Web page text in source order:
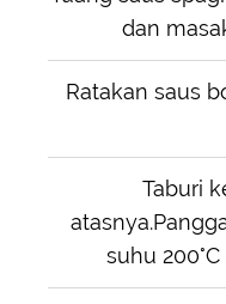
dan
Ratakan saus
Taburi
suhu